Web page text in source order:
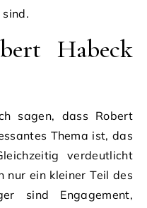
Habeck
sagen, dass Robert
Thema ist, das
verdeutlicht
nur ein kleiner Teil des
sind Engagement,